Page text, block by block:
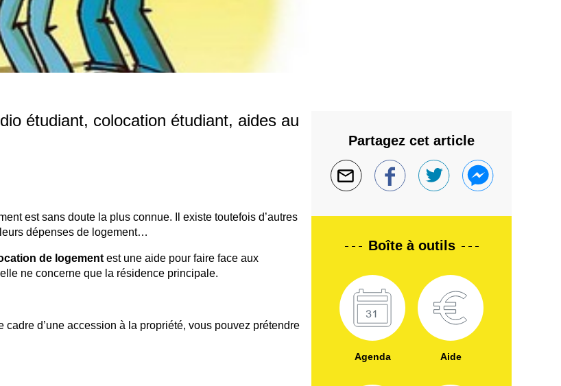
étudiant, colocation étudiant, aides au
est sans doute la plus connue. Il existe toutefois d’autres
dépenses de logement…
de logement est une aide pour faire face aux
ne concerne que la résidence principale.
d’une accession à la propriété, vous pouvez prétendre
Partagez cet article
Boîte à outils
Agenda Aide